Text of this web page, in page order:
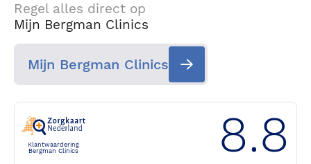
Regel alles direct op
Mijn Bergman Clinics
Mijn Bergman Clinics
Klantwaardering
Bergman Clinics
8.8